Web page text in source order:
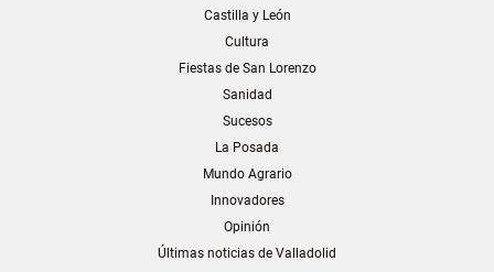
Castilla y León
Cultura
Fiestas de San Lorenzo
Sanidad
Sucesos
La Posada
Mundo Agrario
Innovadores
Opinión
Últimas noticias de Valladolid